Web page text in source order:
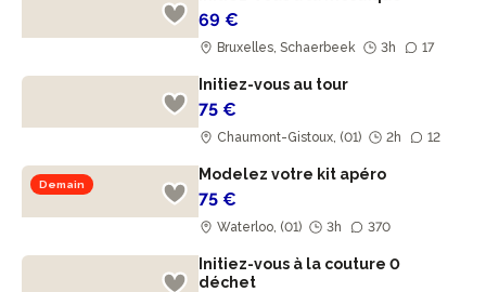
69 €
Bruxelles, Schaerbeek 3h 17
Initiez-vous au tour
75 €
Chaumont-Gistoux, (01) 2h 12
Demain
Modelez votre kit apéro
75 €
Waterloo, (01) 3h 370
Initiez-vous à la couture 0
déchet